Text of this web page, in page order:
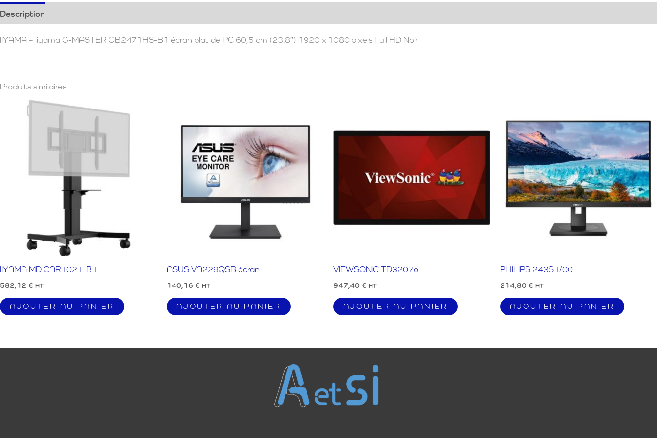
Description
IIYAMA – iiyama G-MASTER GB2471HS-B1 écran plat de PC 60,5 cm (23.8″) 1920 x 1080 pixels Full HD Noir
Produits similaires
IIYAMA MD CAR1021-B1
582,12 € HT
AJOUTER AU PANIER
ASUS VA229QSB écran
140,16 € HT
AJOUTER AU PANIER
VIEWSONIC TD3207o
947,40 € HT
AJOUTER AU PANIER
PHILIPS 243S1/00
214,80 € HT
AJOUTER AU PANIER